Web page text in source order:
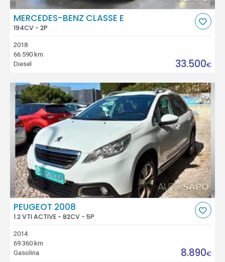
MERCEDES-BENZ CLASSE E
194CV - 2P
2018
66.590 km
Diesel
33.500€
PEUGEOT 2008
1.2 VTI ACTIVE - 82CV - 5P
2014
69.360 km
Gasolina
8.890€